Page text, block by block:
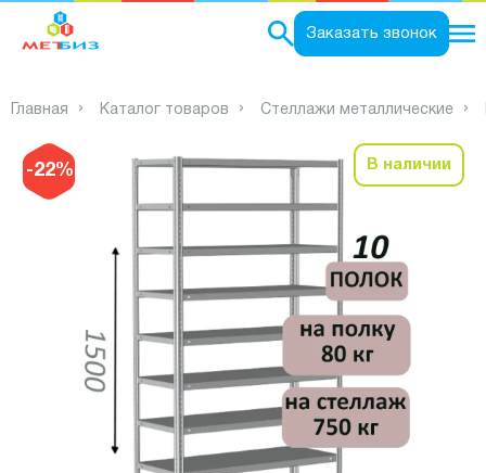
Заказать звонок
Главная Каталог товаров Стеллажи металлические
-22% В наличии